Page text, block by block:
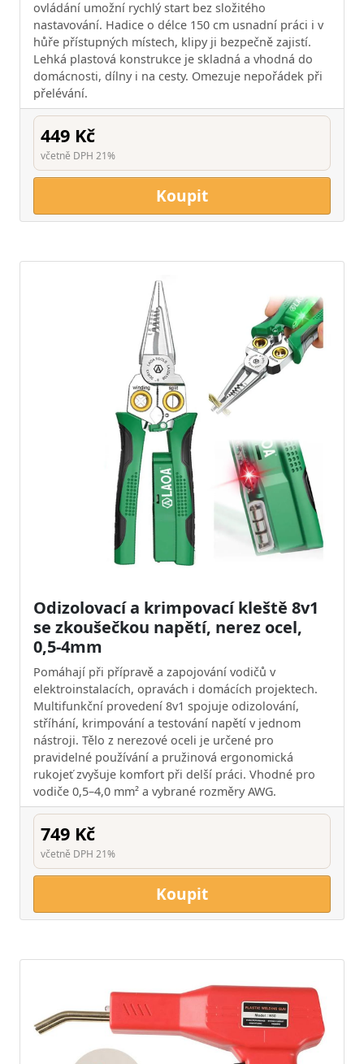
ovládání umožní rychlý start bez složitého
nastavování. Hadice o délce 150 cm usnadní práci i v
hůře přístupných místech, klipy ji bezpečně zajistí.
Lehká plastová konstrukce je skladná a vhodná do
domácnosti, dílny i na cesty. Omezuje nepořádek při
přelévání.
449 Kč
včetně DPH 21%
Koupit
Odizolovací a krimpovací kleště 8v1
se zkoušečkou napětí, nerez ocel,
0,5-4mm
Pomáhají při přípravě a zapojování vodičů v
elektroinstalacích, opravách i domácích projektech.
Multifunkční provedení 8v1 spojuje odizolování,
stříhání, krimpování a testování napětí v jednom
nástroji. Tělo z nerezové oceli je určené pro
pravidelné používání a pružinová ergonomická
rukojeť zvyšuje komfort při delší práci. Vhodné pro
vodiče 0,5–4,0 mm² a vybrané rozměry AWG.
749 Kč
včetně DPH 21%
Koupit